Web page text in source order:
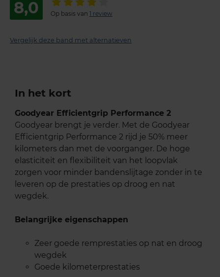
8,0 Op basis van 1 review
Vergelijk deze band met alternatieven
In het kort
Goodyear Efficientgrip Performance 2
Goodyear brengt je verder. Met de Goodyear
Efficientgrip Performance 2 rijd je 50% meer
kilometers dan met de voorganger. De hoge
elasticiteit en flexibiliteit van het loopvlak
zorgen voor minder bandenslijtage zonder in te
leveren op de prestaties op droog en nat
wegdek.
Belangrijke eigenschappen
Zeer goede remprestaties op nat en droog
wegdek
Goede kilometerprestaties